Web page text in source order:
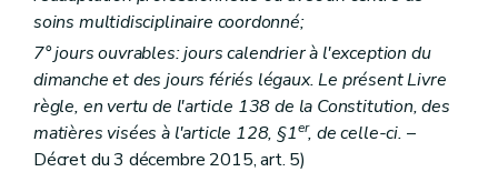
TitreIII
Personnel
Art. 27
Art.27/1
TitreIV
Ressources, budget, comptabilité et comptes
Art.28
Art.28/1
Art.
28/2
Art.28/3
soins multidisciplinaire coordonné;
7° jours ouvrables: jours calendrier à l'exception du
dimanche et des jours fériés légaux. Le présent Livre
règle, en vertu de l'article 138 de la Constitution, des
matières visées à l'article 128, §1er, de celle-ci. –
Décret du 3 décembre 2015, art. 5)